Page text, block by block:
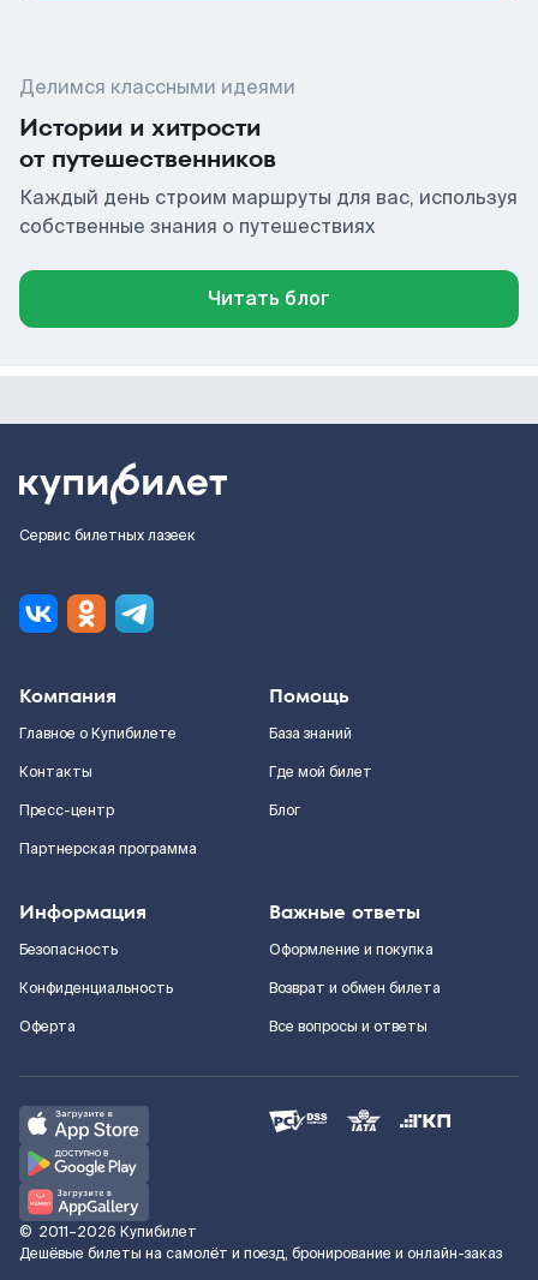
Делимся классными идеями
Истории и хитрости
от путешественников
Каждый день строим маршруты для вас, используя
собственные знания о путешествиях
Читать блог
Сервис билетных лазеек
Компания
Главное о Купибилете
Контакты
Пресс-центр
Партнерская программа
Помощь
База знаний
Где мой билет
Блог
Информация
Безопасность
Конфиденциальность
Оферта
Важные ответы
Оформление и покупка
Возврат и обмен билета
Все вопросы и ответы
© 2011–2026 Купибилет
Дешёвые билеты на самолёт и поезд, бронирование и онлайн-заказ